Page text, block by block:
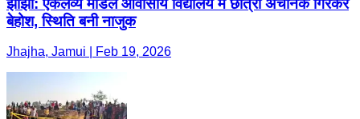
बेहोश, स्थिति बनी नाजुक
Jhajha, Jamui | Feb 19, 2026